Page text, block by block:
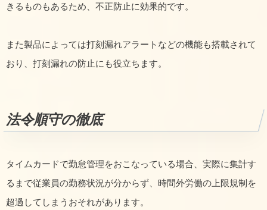
きるものもあるため、不正防止に効果的です。
また製品によっては打刻漏れアラートなどの機能も搭載されて
おり、打刻漏れの防止にも役立ちます。
法令順守の徹底
タイムカードで勤怠管理をおこなっている場合、実際に集計す
るまで従業員の勤務状況が分からず、時間外労働の上限規制を
超過してしまうおそれがあります。